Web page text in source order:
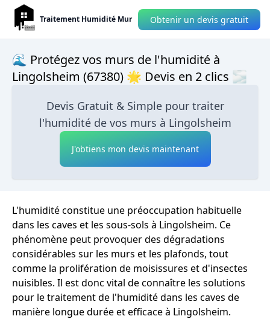
Traitement Humidité Mur Obtenir un devis gratuit
🌊 Protégez vos murs de l'humidité à
Lingolsheim (67380) 🌟 Devis en 2 clics 🌫
Devis Gratuit & Simple pour traiter
l'humidité de vos murs à Lingolsheim
J'obtiens mon devis maintenant
L'humidité constitue une préoccupation habituelle
dans les caves et les sous-sols à Lingolsheim. Ce
phénomène peut provoquer des dégradations
considérables sur les murs et les plafonds, tout
comme la prolifération de moisissures et d'insectes
nuisibles. Il est donc vital de connaître les solutions
pour le traitement de l'humidité dans les caves de
manière longue durée et efficace à Lingolsheim.